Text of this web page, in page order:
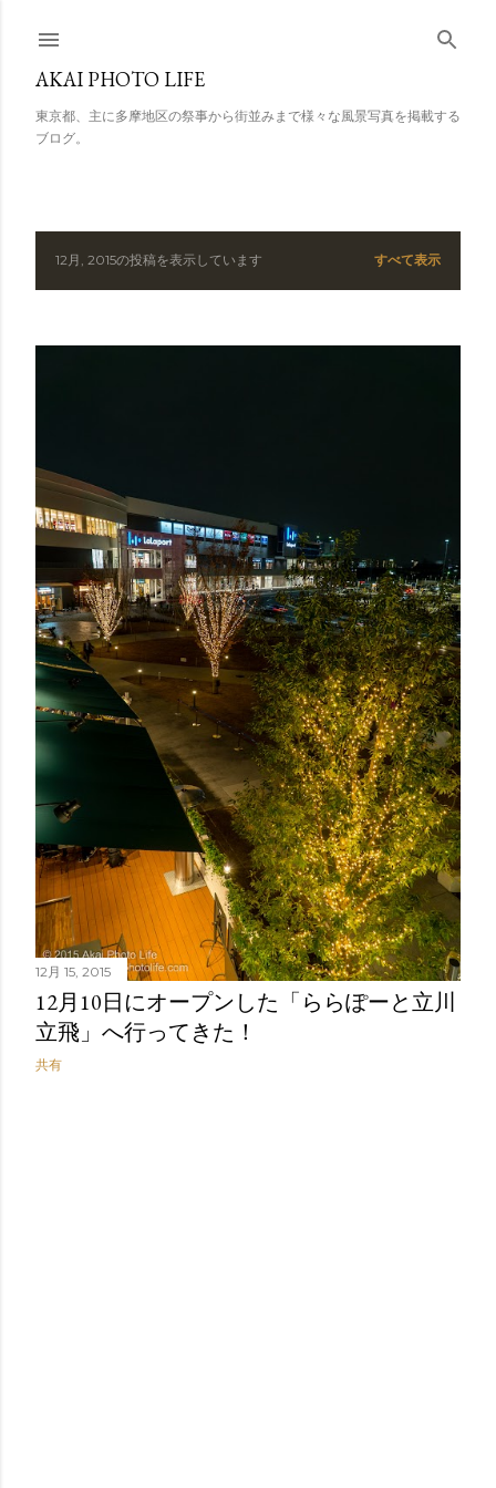
スキップしてメイン コンテンツに移動
AKAI PHOTO LIFE
東京都、主に多摩地区の祭事から街並みまで様々な風景写真を掲載する
ブログ。
投12月, 2015の投稿を表示しています すべて表示
12月 15, 2015
12月10日にオープンした「ららぽーと立川
立飛」へ行ってきた！
共有